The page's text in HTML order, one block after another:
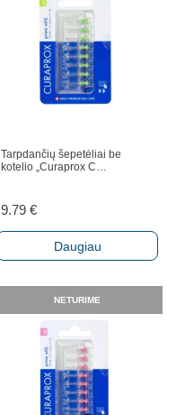
Tarpdančių šepetėliai be
kotelio „Curaprox C…
9.79 €
Daugiau
NETURIME